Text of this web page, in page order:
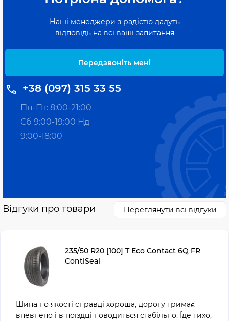
Наші менеджери з радістю дадуть
відповідь на всі ваші запитання
Передзвоніть мені
+38 (097) 315 33 55
Пн-Пт: 8:00-21:00
Сб 9:00-19:00 Нд
9:00-18:00
Відгуки про товари Переглянути всі відгуки
235/50 R20 [100] T Eco Contact 6Q FR
ContiSeal
Шина по якості справді хороша, дорогу тримає
впевнено і в поїздці поводиться стабільно. Їде тихо,